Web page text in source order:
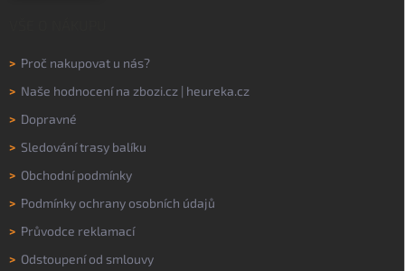
> Proč nakupovat u nás?
> Naše hodnocení na zbozi.cz | heureka.cz
> Dopravné
> Sledování trasy balíku
> Obchodní podmínky
> Podmínky ochrany osobních údajů
> Průvodce reklamací
> Odstoupení od smlouvy